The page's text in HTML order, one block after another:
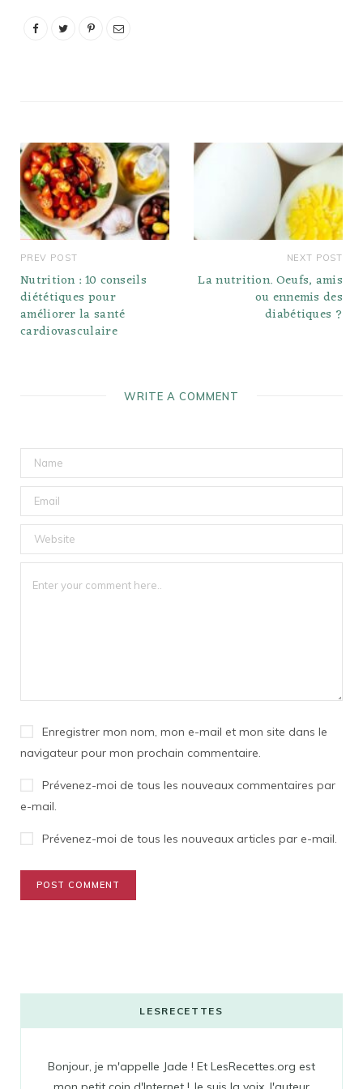
PREV POST
Nutrition : 10 conseils
diététiques pour
améliorer la santé
cardiovasculaire
NEXT POST
La nutrition. Oeufs, amis
ou ennemis des
diabétiques ?
WRITE A COMMENT
Enregistrer mon nom, mon e-mail et mon site dans le
navigateur pour mon prochain commentaire.
Prévenez-moi de tous les nouveaux commentaires par
e-mail.
Prévenez-moi de tous les nouveaux articles par e-mail.
LESRECETTES
Bonjour, je m'appelle Jade ! Et LesRecettes.org est